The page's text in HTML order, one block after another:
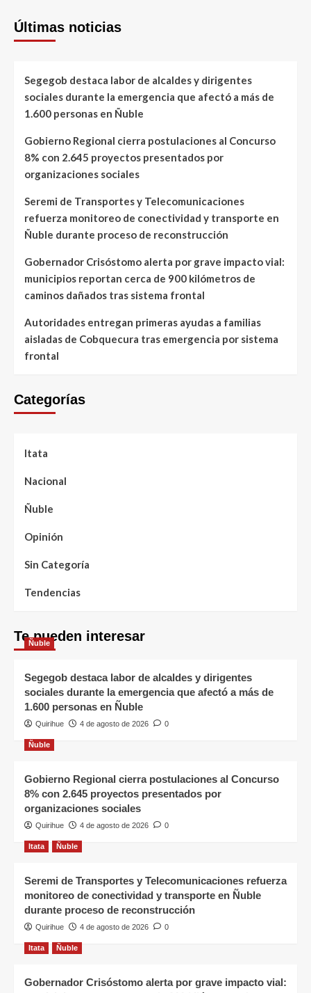
Últimas noticias
Segegob destaca labor de alcaldes y dirigentes
sociales durante la emergencia que afectó a más de
1.600 personas en Ñuble
Gobierno Regional cierra postulaciones al Concurso
8% con 2.645 proyectos presentados por
organizaciones sociales
Seremi de Transportes y Telecomunicaciones
refuerza monitoreo de conectividad y transporte en
Ñuble durante proceso de reconstrucción
Gobernador Crisóstomo alerta por grave impacto vial:
municipios reportan cerca de 900 kilómetros de
caminos dañados tras sistema frontal
Autoridades entregan primeras ayudas a familias
aisladas de Cobquecura tras emergencia por sistema
frontal
Categorías
Itata
Nacional
Ñuble
Opinión
Sin Categoría
Tendencias
Te pueden interesar
Ñuble
Segegob destaca labor de alcaldes y dirigentes
sociales durante la emergencia que afectó a más de
1.600 personas en Ñuble
Quirihue 4 de agosto de 2026 0
Ñuble
Gobierno Regional cierra postulaciones al Concurso
8% con 2.645 proyectos presentados por
organizaciones sociales
Quirihue 4 de agosto de 2026 0
Itata Ñuble
Seremi de Transportes y Telecomunicaciones refuerza
monitoreo de conectividad y transporte en Ñuble
durante proceso de reconstrucción
Quirihue 4 de agosto de 2026 0
Itata Ñuble
Gobernador Crisóstomo alerta por grave impacto vial: